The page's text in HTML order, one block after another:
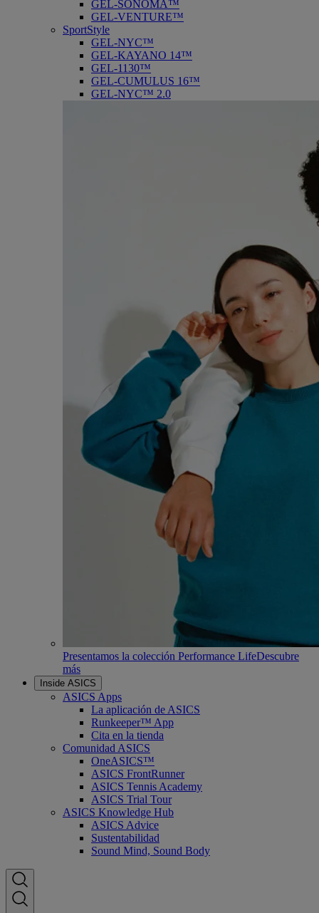
GEL-SONOMA™
GEL-VENTURE™
SportStyle
GEL-NYC™
GEL-KAYANO 14™
GEL-1130™
GEL-CUMULUS 16™
GEL-NYC™ 2.0
Presentamos la colección Performance LifeDescubre
más
Inside ASICS
ASICS Apps
La aplicación de ASICS
Runkeeper™ App
Cita en la tienda
Comunidad ASICS
OneASICS™
ASICS FrontRunner
ASICS Tennis Academy
ASICS Trial Tour
ASICS Knowledge Hub
ASICS Advice
Sustentabilidad
Sound Mind, Sound Body